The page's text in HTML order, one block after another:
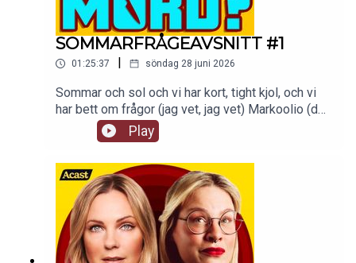
SOMMARFRÅGEAVSNITT #1
01:25:37 söndag 28 juni 2026
Sommar och sol och vi har kort, tight kjol, och vi
har bett om frågor (jag vet, jag vet) Markoolio (det
är jag!). Ni har skickat in frågor till
vadblirdetformord@gmail.com och här kommer
ett sommaravsnitt där vi svarar på ett axplock av
dem!tw: navelskåderiAvsnittet finns att kolla på
som video på Supercast.
Play